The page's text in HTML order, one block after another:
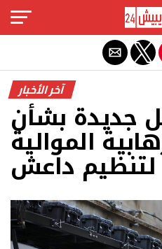
آخر الأخبار
جديدة بشأن
الموالية
لتنظيم داعش
Exit